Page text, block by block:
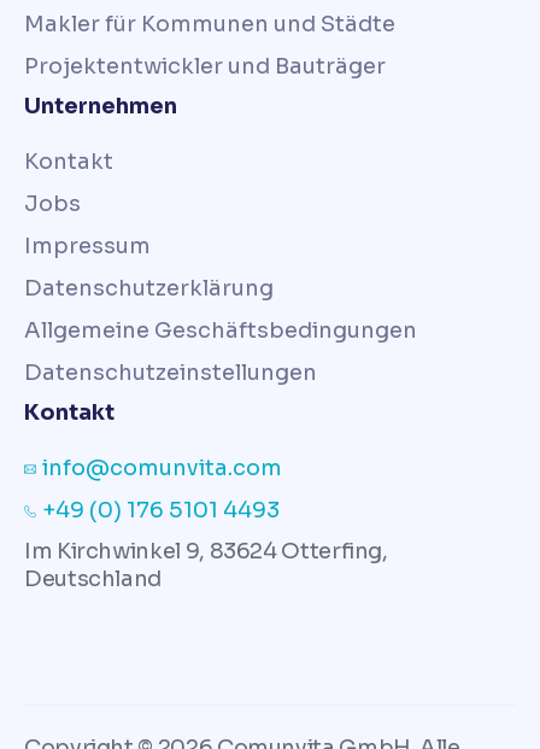
Makler für Kommunen und Städte
Projektentwickler und Bauträger
Unternehmen
Kontakt
Jobs
Impressum
Datenschutzerklärung
Allgemeine Geschäftsbedingungen
Datenschutzeinstellungen
Kontakt
info@comunvita.com
+49 (0) 176 5101 4493
Im Kirchwinkel 9, 83624 Otterfing,
Deutschland